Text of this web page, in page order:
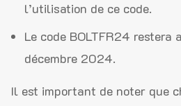
l’utilisation de ce code.
Le code BOLTFR24 restera
décembre 2024.
Il est important de noter que